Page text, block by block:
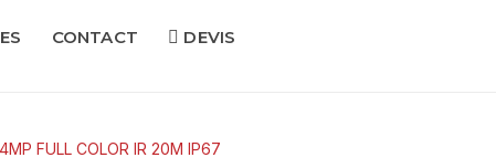
CONTACT DEVIS
FULL COLOR IR 20M IP67